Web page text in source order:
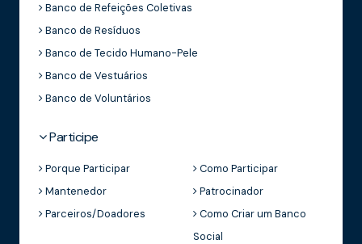
Banco de Refeições Coletivas
Banco de Resíduos
Banco de Tecido Humano-Pele
Banco de Vestuários
Banco de Voluntários
Participe
Porque Participar
Como Participar
Mantenedor
Patrocinador
Parceiros/Doadores
Como Criar um Banco
Social